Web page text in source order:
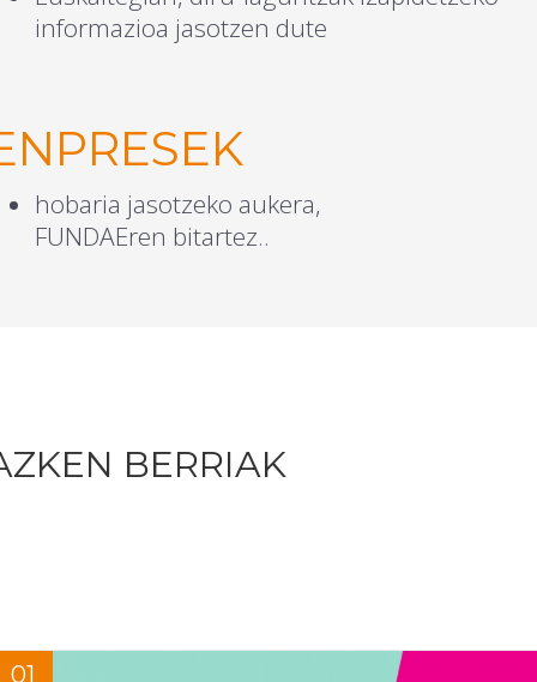
informazioa jasotzen dute
hobaria jasotzeko aukera,
FUNDAEren bitartez..
BERRIAK
01